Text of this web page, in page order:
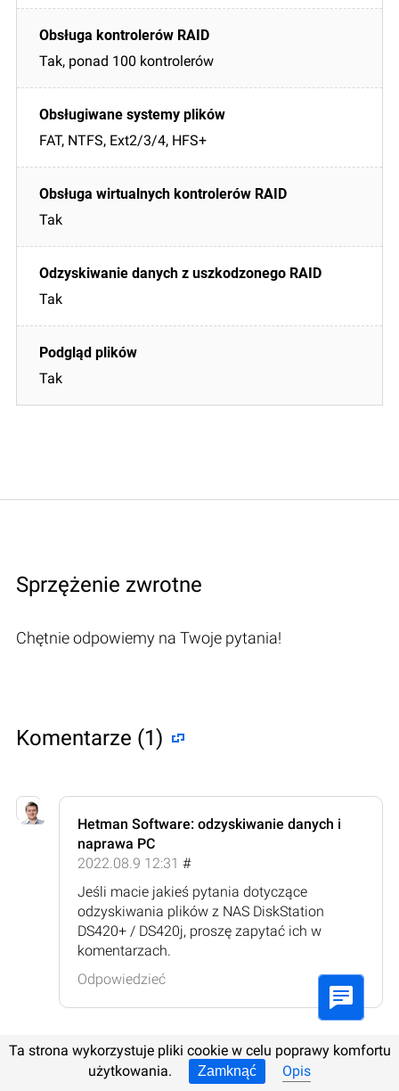
Tak, ponad 100 kontrolerów
FAT, NTFS, Ext2/3/4, HFS+
Tak
Tak
Tak
Sprzężenie zwrotne
Chętnie odpowiemy na Twoje pytania!
Komentarze (1)
Hetman Software: odzyskiwanie danych i
naprawa PC
2022.08.9 12:31 #
Jeśli macie jakieś pytania dotyczące
odzyskiwania plików z NAS DiskStation
DS420+ / DS420j, proszę zapytać ich w
komentarzach.
Odpowiedzieć
Zostawcie komentarz
Ta strona wykorzystuje pliki cookie w celu poprawy komfortu
użytkowania.
Zamknąć Opis